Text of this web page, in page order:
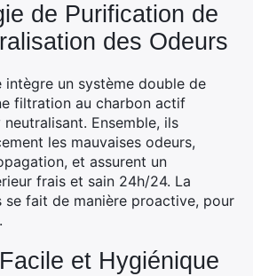
de Purification de
des Odeurs
intègre un système double de
filtration au charbon actif
Ensemble, ils
les mauvaises odeurs,
et assurent un
frais et sain 24h/24. La
se fait de manière proactive, pour
et Hygiénique